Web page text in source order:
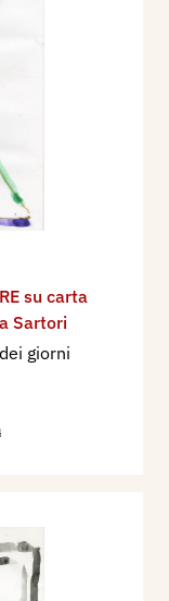
su carta
Sartori
giorni